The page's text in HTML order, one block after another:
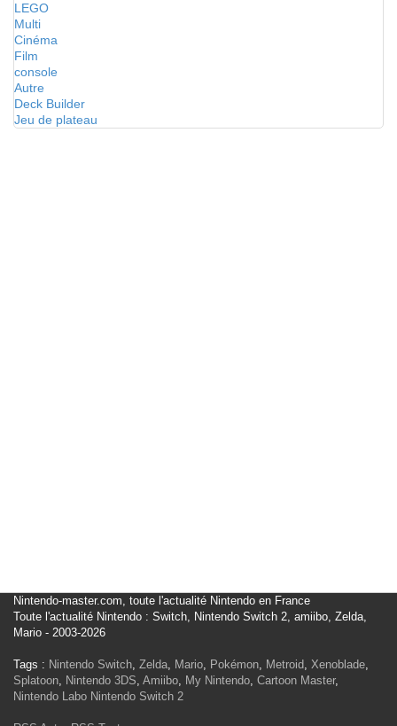
LEGO
Multi
Cinéma
Film
console
Autre
Deck Builder
Jeu de plateau
Nintendo-master.com, toute l'actualité Nintendo en France
Toute l'actualité Nintendo : Switch, Nintendo Switch 2, amiibo, Zelda,
Mario - 2003-2026
Tags : Nintendo Switch, Zelda, Mario, Pokémon, Metroid, Xenoblade,
Splatoon, Nintendo 3DS, Amiibo, My Nintendo, Cartoon Master,
Nintendo Labo Nintendo Switch 2